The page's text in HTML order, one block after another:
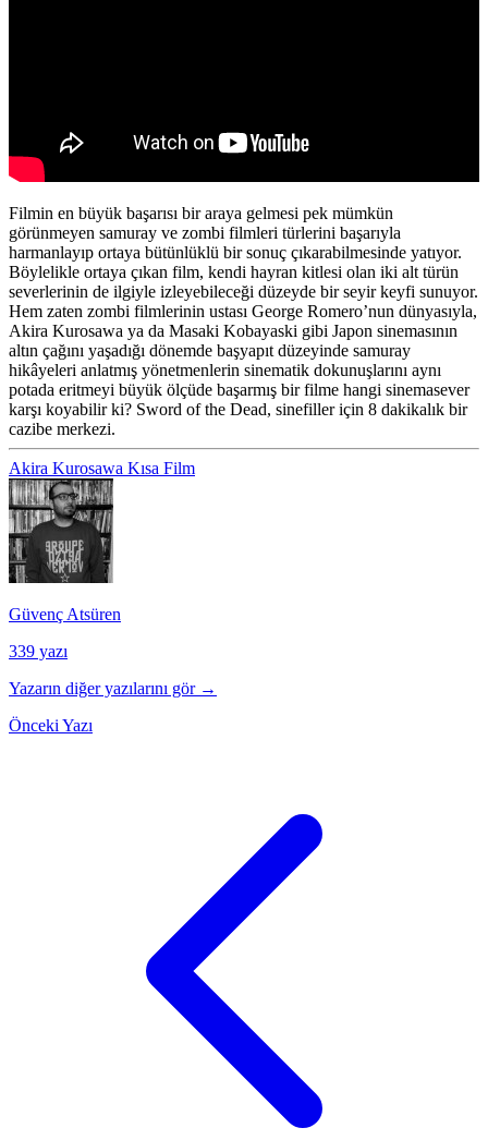
Filmin en büyük başarısı bir araya gelmesi pek mümkün
görünmeyen samuray ve zombi filmleri türlerini başarıyla
harmanlayıp ortaya bütünlüklü bir sonuç çıkarabilmesinde yatıyor.
Böylelikle ortaya çıkan film, kendi hayran kitlesi olan iki alt türün
severlerinin de ilgiyle izleyebileceği düzeyde bir seyir keyfi sunuyor.
Hem zaten zombi filmlerinin ustası George Romero’nun dünyasıyla,
Akira Kurosawa ya da Masaki Kobayaski gibi Japon sinemasının
altın çağını yaşadığı dönemde başyapıt düzeyinde samuray
hikâyeleri anlatmış yönetmenlerin sinematik dokunuşlarını aynı
potada eritmeyi büyük ölçüde başarmış bir filme hangi sinemasever
karşı koyabilir ki? Sword of the Dead, sinefiller için 8 dakikalık bir
cazibe merkezi.
Akira Kurosawa Kısa Film
Güvenç Atsüren
339 yazı
Yazarın diğer yazılarını gör →
Önceki Yazı